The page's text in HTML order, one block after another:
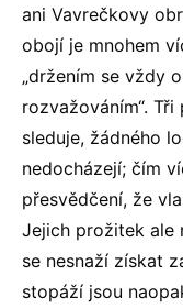
ani Vavrečkovy
obojí je mnohem
„držením se vždy
rozvažováním“.
sleduje, žádného
nedocházejí; čím
přesvědčení, že
Jejich prožitek ale
se nesnaží získat
stopáží jsou